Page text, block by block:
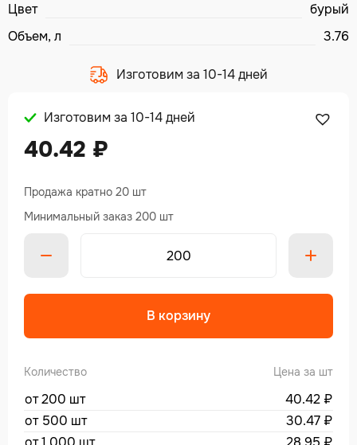
Цвет
бурый
Объем, л
3.76
Изготовим за 10-14 дней
Изготовим за 10-14 дней
40.42 ₽
Продажа кратно 20 шт
Минимальный заказ 200 шт
В корзину
Количество Цена за шт
от 200 шт 40.42 ₽
от 500 шт
30.47 ₽